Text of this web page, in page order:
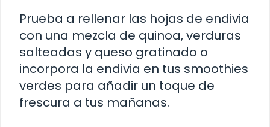
Prueba a rellenar las hojas de endivia
con una mezcla de quinoa, verduras
salteadas y queso gratinado o
incorpora la endivia en tus smoothies
verdes para añadir un toque de
frescura a tus mañanas.